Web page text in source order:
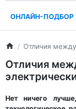
ОНЛАЙН-ПОДБОР
Отличия
Отличия
Нет ничего